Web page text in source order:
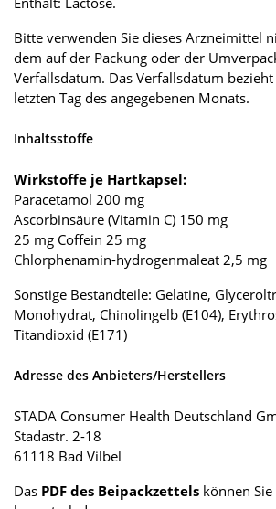
Bitte verwenden Sie dieses Arzneimittel
dem auf der Packung oder der
Verfallsdatum. Das Verfallsdatum
letzten Tag des angegebenen Monats.
Inhaltsstoffe
Wirkstoffe je Hartkapsel:
Paracetamol 200 mg
Ascorbinsäure (Vitamin C) 150 mg
25 mg Coffein 25 mg
Chlorphenamin-hydrogenmaleat 2,5 mg
Sonstige Bestandteile: Gelatine,
Monohydrat, Chinolingelb (E104),
Titandioxid (E171)
Adresse des Anbieters/Herstellers
STADA Consumer Health Deutschland
Stadastr. 2-18
61118 Bad Vilbel
Das PDF des Beipackzettels können